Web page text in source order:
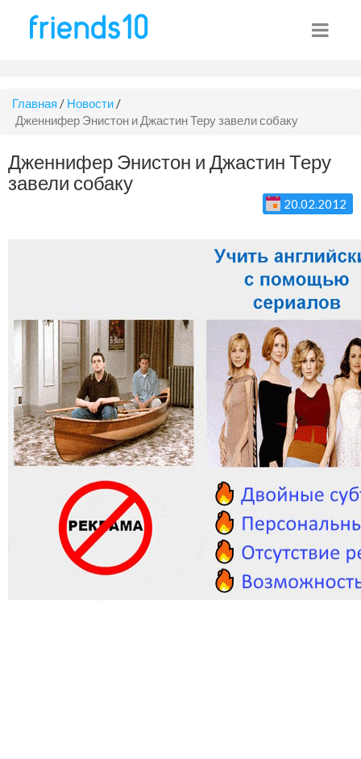
Главная / Новости /
Дженнифер Энистон и Джастин Теру завели собаку
Дженнифер Энистон и Джастин Теру
завели собаку
20.02.2012